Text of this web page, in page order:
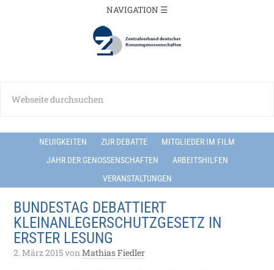
NEUIGKEITEN ZUR DEBATTE
MITGLIEDER IM FILM
JAHR DER GENOSSENSCHAFTEN
ARBEITSHILFEN
VERANSTALTUNGEN
BUNDESTAG DEBATTIERT
KLEINANLEGERSCHUTZGESETZ IN
ERSTER LESUNG
2. März 2015vonMathias Fiedler